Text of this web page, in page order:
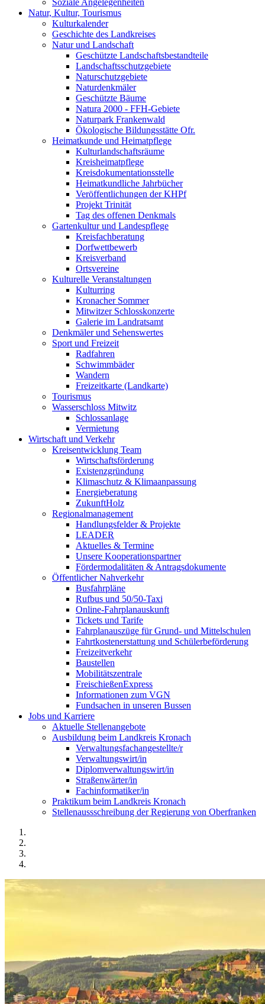
Soziale Angelegenheiten
Natur, Kultur, Tourismus
Kulturkalender
Geschichte des Landkreises
Natur und Landschaft
Geschützte Landschaftsbestandteile
Landschaftsschutzgebiete
Naturschutzgebiete
Naturdenkmäler
Geschützte Bäume
Natura 2000 - FFH-Gebiete
Naturpark Frankenwald
Ökologische Bildungsstätte Ofr.
Heimatkunde und Heimatpflege
Kulturlandschaftsräume
Kreisheimatpflege
Kreisdokumentationsstelle
Heimatkundliche Jahrbücher
Veröffentlichungen der KHPf
Projekt Trinität
Tag des offenen Denkmals
Gartenkultur und Landespflege
Kreisfachberatung
Dorfwettbewerb
Kreisverband
Ortsvereine
Kulturelle Veranstaltungen
Kulturring
Kronacher Sommer
Mitwitzer Schlosskonzerte
Galerie im Landratsamt
Denkmäler und Sehenswertes
Sport und Freizeit
Radfahren
Schwimmbäder
Wandern
Freizeitkarte (Landkarte)
Tourismus
Wasserschloss Mitwitz
Schlossanlage
Vermietung
Wirtschaft und Verkehr
Kreisentwicklung Team
Wirtschaftsförderung
Existenzgründung
Klimaschutz & Klimaanpassung
Energieberatung
ZukunftHolz
Regionalmanagement
Handlungsfelder & Projekte
LEADER
Aktuelles & Termine
Unsere Kooperationspartner
Fördermodalitäten & Antragsdokumente
Öffentlicher Nahverkehr
Busfahrpläne
Rufbus und 50/50-Taxi
Online-Fahrplanauskunft
Tickets und Tarife
Fahrplanauszüge für Grund- und Mittelschulen
Fahrtkostenerstattung und Schülerbeförderung
Freizeitverkehr
Baustellen
Mobilitätszentrale
FreischießenExpress
Informationen zum VGN
Fundsachen in unseren Bussen
Jobs und Karriere
Aktuelle Stellenangebote
Ausbildung beim Landkreis Kronach
Verwaltungsfachangestellte/r
Verwaltungswirt/in
Diplomverwaltungswirt/in
Straßenwärter/in
Fachinformatiker/in
Praktikum beim Landkreis Kronach
Stellenaussschreibung der Regierung von Oberfranken